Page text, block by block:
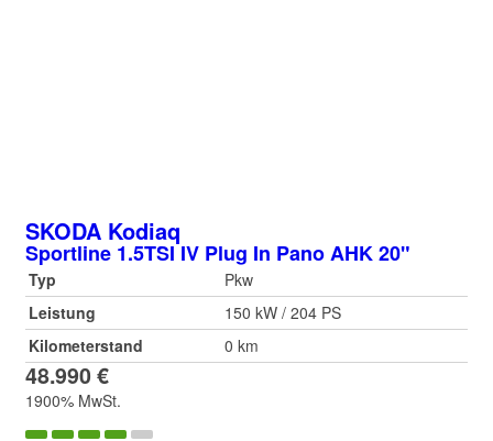
SKODA Kodiaq
Sportline 1.5TSI IV Plug In Pano AHK 20"
Typ
Pkw
Leistung
150 kW / 204 PS
Kilometerstand
0 km
48.990 €
1900% MwSt.